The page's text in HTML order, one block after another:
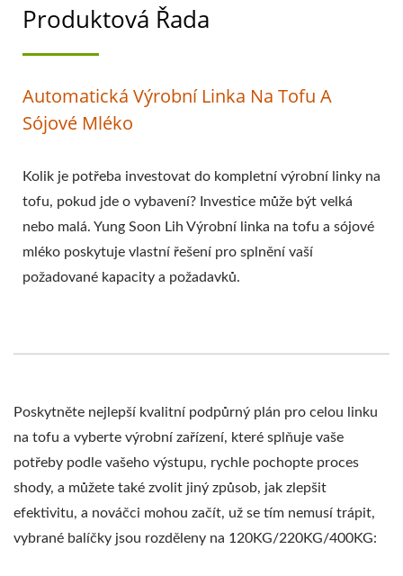
VÝROBY TOFU, PROCES
VÝROBY TOFU,
AUTOMATICKÝ STROJ
AUTOMATICKÝ STROJ
NA VÝROBU TOFU,
KOMERČNÍ STROJ NA
TOFU, SNADNÝ
TOFU, ZAŘÍZENÍ NA
SÓJOVÉ POTRAVINY,
STROJ NA SÓJOVÉ
MASO, STROJ NA
Produktová Řada
Automatická Výrobní Linka Na Tofu A
Sójové Mléko
Kolik je potřeba investovat do kompletní výrobní linky na
tofu, pokud jde o vybavení? Investice může být velká
nebo malá. Yung Soon Lih Výrobní linka na tofu a sójové
mléko poskytuje vlastní řešení pro splnění vaší
požadované kapacity a požadavků.
Poskytněte nejlepší kvalitní podpůrný plán pro celou linku
na tofu a vyberte výrobní zařízení, které splňuje vaše
potřeby podle vašeho výstupu, rychle pochopte proces
shody, a můžete také zvolit jiný způsob, jak zlepšit
efektivitu, a nováčci mohou začít, už se tím nemusí trápit,
vybrané balíčky jsou rozděleny na 120KG/220KG/400KG: